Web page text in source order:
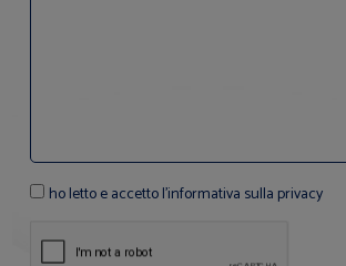
ho letto e accetto l'informativa sulla privacy